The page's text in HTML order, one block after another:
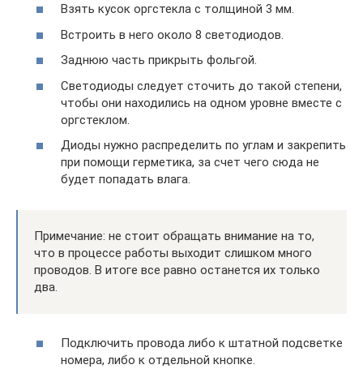
Взять кусок оргстекла с толщиной 3 мм.
Встроить в него около 8 светодиодов.
Заднюю часть прикрыть фольгой.
Светодиоды следует сточить до такой степени,
чтобы они находились на одном уровне вместе с
оргстеклом.
Диоды нужно распределить по углам и закрепить
при помощи герметика, за счет чего сюда не
будет попадать влага.
Примечание: не стоит обращать внимание на то,
что в процессе работы выходит слишком много
проводов. В итоге все равно останется их только
два.
Подключить провода либо к штатной подсветке
номера, либо к отдельной кнопке.